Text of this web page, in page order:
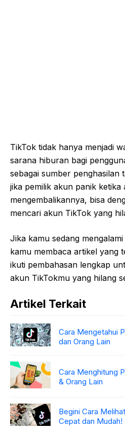
TikTok tidak hanya menjadi
sarana hiburan bagi
sebagai sumber penghasilan
jika pemilik akun panik
mengembalikannya, bisa
mencari akun TikTok yang
Jika kamu sedang
kamu membaca artikel yang
ikuti pembahasan lengkap
akun TikTokmu yang hilang
Artikel Terkait
Cara Mengetahui
dan Orang Lain
Cara Menghitung
& Orang Lain
Begini Cara
Cepat dan Mudah!